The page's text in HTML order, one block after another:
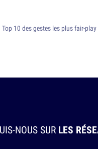
Top 10 des gestes les plus fair-
NOUS SUR LES